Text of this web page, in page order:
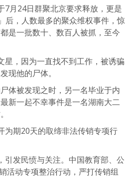
7月24日群聚北京要求释放，更是
后，人数最多的聚众维权事件，惊
是一批数十、数百人被抓，至今
，因为一直找不到工作，被诱骗
现他的尸体。
体被发现之时，另一名毕业于内
新一起不幸事件是一名湖南大二
为期20天的取缔非法传销专项行
引发民愤与关注。中国教育部、公
活动专项整治行动，严打传销组